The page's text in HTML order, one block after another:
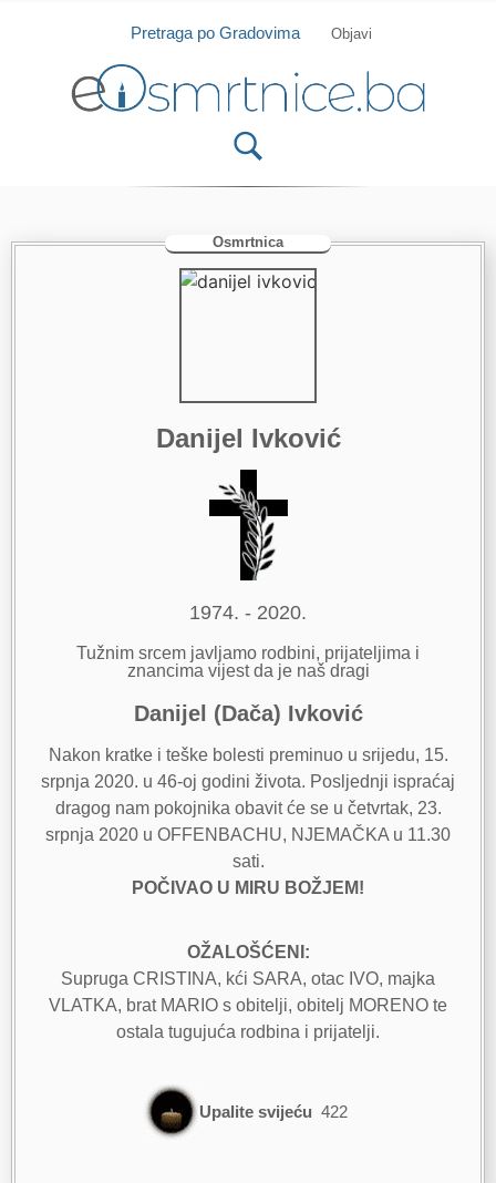
Isprobajte našu Android i IOS aplikaciju
Pretraga po Gradovima Objavi
Osmrtnica
Danijel Ivković
1974. - 2020.
Tužnim srcem javljamo rodbini, prijateljima i
znancima vijest da je naš dragi
Danijel (Dača) Ivković
Nakon kratke i teške bolesti preminuo u srijedu, 15.
srpnja 2020. u 46-oj godini života. Posljednji ispraćaj
dragog nam pokojnika obavit će se u četvrtak, 23.
srpnja 2020 u OFFENBACHU, NJEMAČKA u 11.30
sati.
POČIVAO U MIRU BOŽJEM!
OŽALOŠĆENI:
Supruga CRISTINA, kći SARA, otac IVO, majka
VLATKA, brat MARIO s obitelji, obitelj MORENO te
ostala tugujuća rodbina i prijatelji.
Upalite svijeću 422